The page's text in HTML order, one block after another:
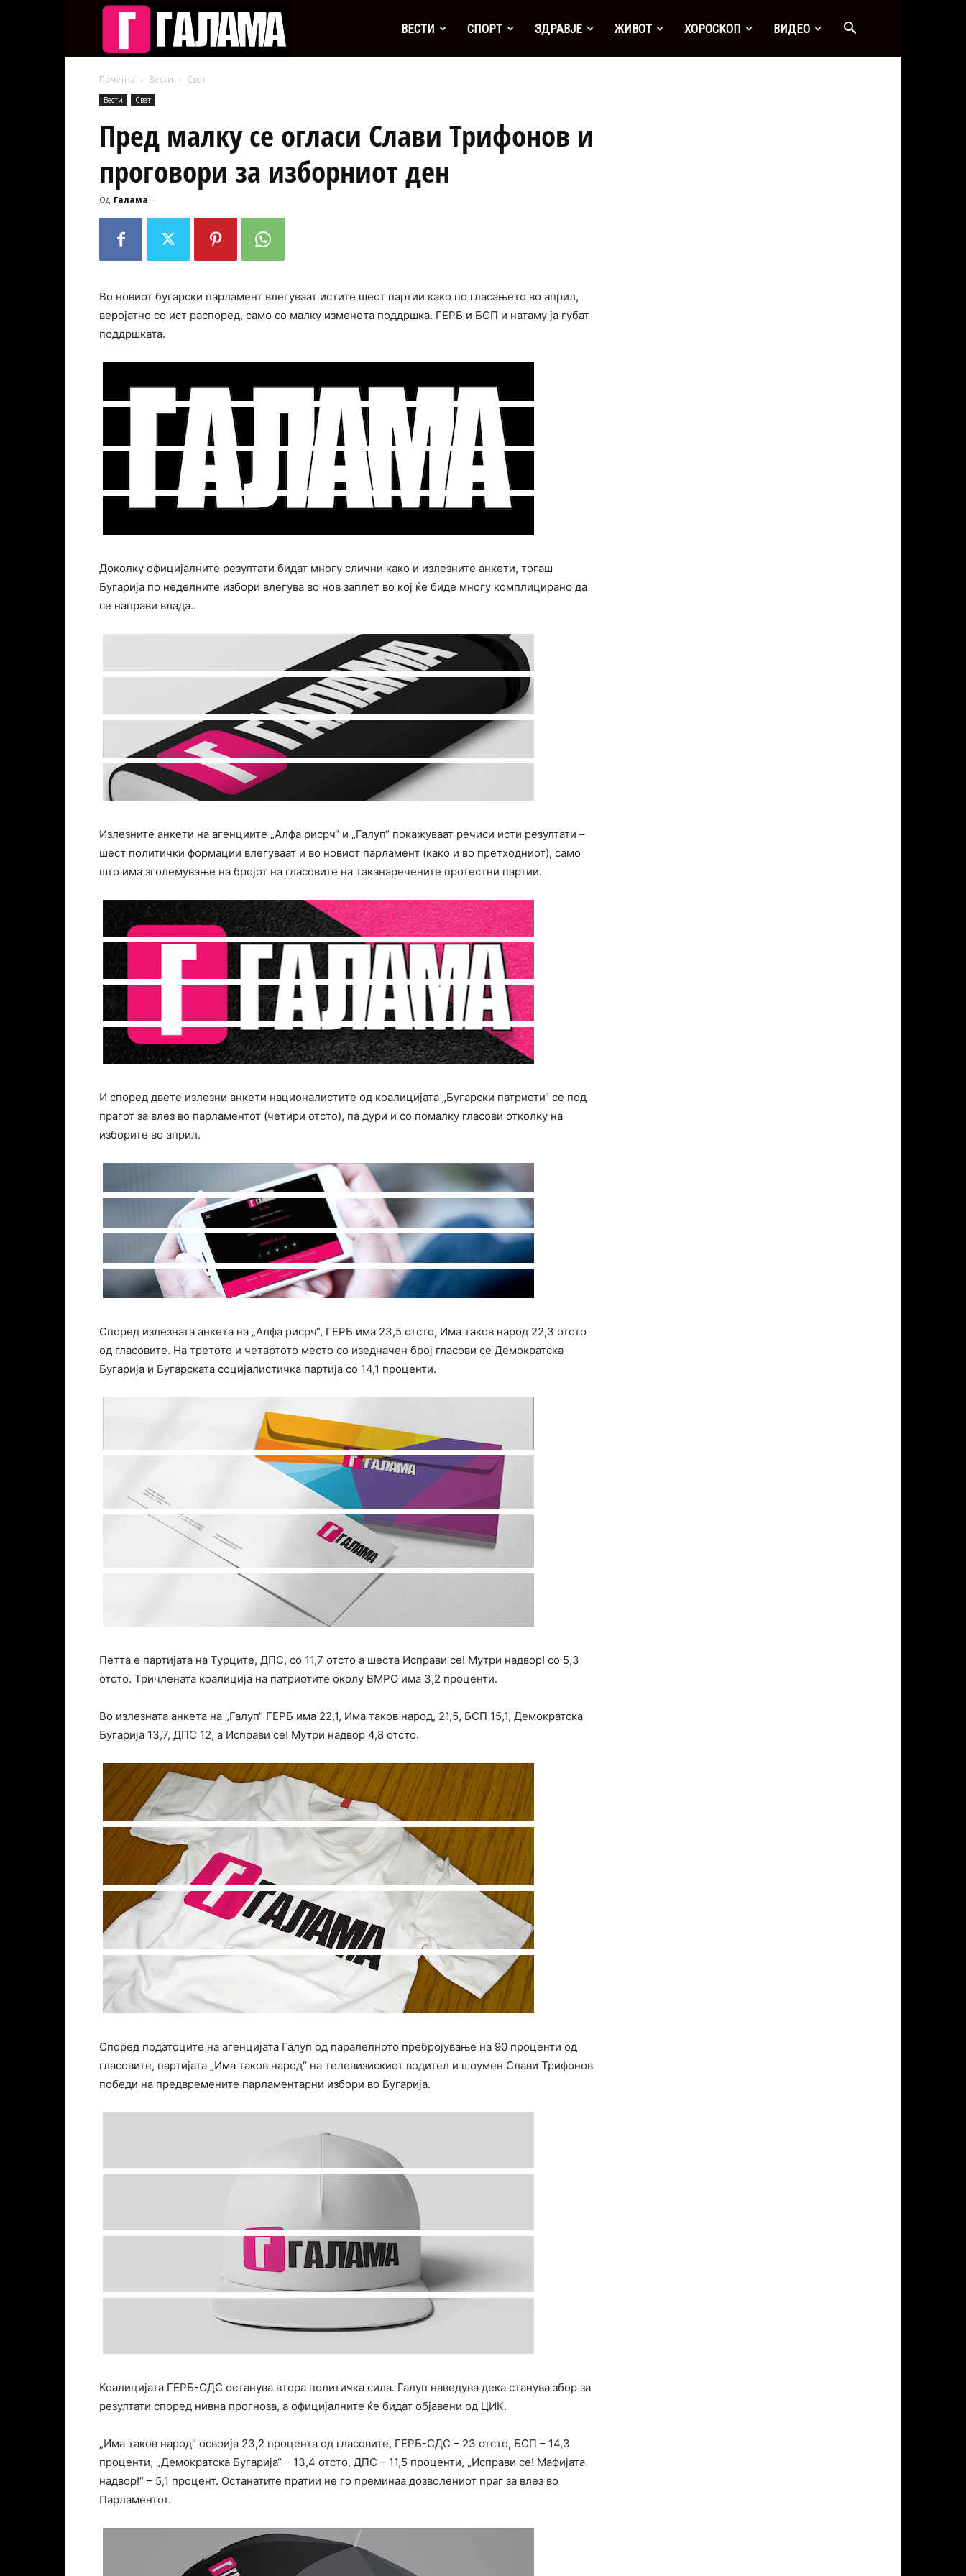
ВЕСТИ СПОРТ ЗДРАВЈЕ ЖИВОТ ХОРОСКОП ВИДЕО
Почетна Вести Свет
Вести Свет
Пред малку се огласи Слави Трифонов и
проговори за изборниот ден
Од Галама -
Во новиот бугарски парламент влегуваат истите шест партии како по гласањето во април,
веројатно со ист распоред, само со малку изменета поддршка. ГЕРБ и БСП и натаму ја губат
поддршката.
Доколку официјалните резултати бидат многу слични како и излезните анкети, тогаш
Бугарија по неделните избори влегува во нов заплет во кој ќе биде многу комплицирано да
се направи влада..
Излезните анкети на агенциите „Алфа рисрч“ и „Галуп“ покажуваат речиси исти резултати –
шест политички формации влегуваат и во новиот парламент (како и во претходниот), само
што има зголемување на бројот на гласовите на таканаречените протестни партии.
И според двете излезни анкети националистите од коалицијата „Бугарски патриоти“ се под
прагот за влез во парламентот (четири отсто), па дури и со помалку гласови отколку на
изборите во април.
Според излезната анкета на „Алфа рисрч“, ГЕРБ има 23,5 отсто, Има таков народ 22,3 отсто
од гласовите. На третото и четвртото место со изедначен број гласови се Демократска
Бугарија и Бугарската социјалистичка партија со 14,1 проценти.
Петта е партијата на Турците, ДПС, со 11,7 отсто а шеста Исправи се! Мутри надвор! со 5,3
отсто. Тричлената коалиција на патриотите околу ВМРО има 3,2 проценти.
Во излезната анкета на „Галуп“ ГЕРБ има 22,1, Има таков народ, 21,5, БСП 15,1, Демократска
Бугарија 13,7, ДПС 12, а Исправи се! Мутри надвор 4,8 отсто.
Според податоците на агенцијата Галуп од паралелното пребројување на 90 проценти од
гласовите, партијата „Има таков народ“ на телевизискиот водител и шоумен Слави Трифонов
победи на предвремените парламентарни избори во Бугарија.
Коалицијата ГЕРБ-СДС останува втора политичка сила. Галуп наведува дека станува збор за
резултати според нивна прогноза, а официјалните ќе бидат објавени од ЦИК.
„Има таков народ“ освоија 23,2 процента од гласовите, ГЕРБ-СДС – 23 отсто, БСП – 14,3
проценти, „Демократска Бугарија“ – 13,4 отсто, ДПС – 11,5 проценти, „Исправи се! Мафијата
надвор!“ – 5,1 процент. Останатите пратии не го преминаа дозволениот праг за влез во
Парламентот.